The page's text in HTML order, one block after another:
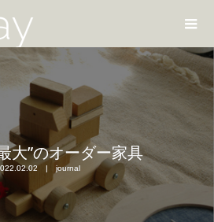
大”のオーダー家具
journal